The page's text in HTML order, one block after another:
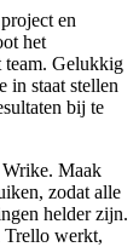
en
het
team. Gelukkig
in staat stellen
bij te
Wrike. Maak
zodat alle
helder zijn.
Trello werkt,